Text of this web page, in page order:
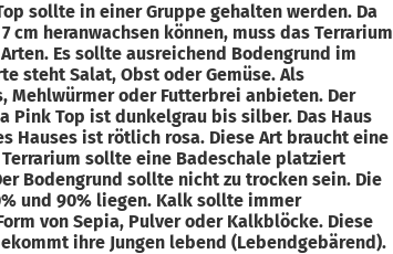
sollte in einer Gruppe gehalten werden. Da
cm heranwachsen können, muss das Terrarium
Es sollte ausreichend Bodengrund im
steht Salat, Obst oder Gemüse. Als
Mehlwürmer oder Futterbrei anbieten. Der
Pink Top ist dunkelgrau bis silber. Das Haus
Hauses ist rötlich rosa. Diese Art braucht eine
Terrarium sollte eine Badeschale platziert
Bodengrund sollte nicht zu trocken sein. Die
und 90% liegen. Kalk sollte immer
von Sepia, Pulver oder Kalkblöcke. Diese
ihre Jungen lebend (Lebendgebärend).